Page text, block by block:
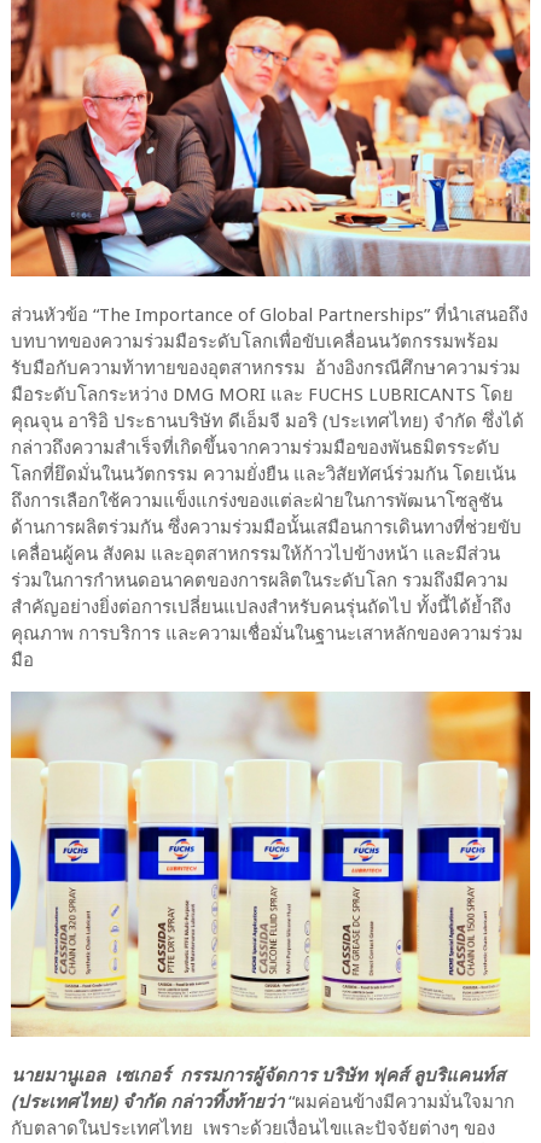
ส่วนหัวข้อ “The Importance of Global Partnerships” ที่นำเสนอถึง
บทบาทของความร่วมมือระดับโลกเพื่อขับเคลื่อนนวัตกรรมพร้อม
รับมือกับความท้าทายของอุตสาหกรรม อ้างอิงกรณีศึกษาความร่วม
มือระดับโลกระหว่าง DMG MORI และ FUCHS LUBRICANTS โดย
คุณจุน อาริอิ ประธานบริษัท ดีเอ็มจี มอริ (ประเทศไทย) จำกัด ซึ่งได้
กล่าวถึงความสำเร็จที่เกิดขึ้นจากความร่วมมือของพันธมิตรระดับ
โลกที่ยึดมั่นในนวัตกรรม ความยั่งยืน และวิสัยทัศน์ร่วมกัน โดยเน้น
ถึงการเลือกใช้ความแข็งแกร่งของแต่ละฝ่ายในการพัฒนาโซลูชัน
ด้านการผลิตร่วมกัน ซึ่งความร่วมมือนั้นเสมือนการเดินทางที่ช่วยขับ
เคลื่อนผู้คน สังคม และอุตสาหกรรมให้ก้าวไปข้างหน้า และมีส่วน
ร่วมในการกำหนดอนาคตของการผลิตในระดับโลก รวมถึงมีความ
สำคัญอย่างยิ่งต่อการเปลี่ยนแปลงสำหรับคนรุ่นถัดไป ทั้งนี้ได้ย้ำถึง
คุณภาพ การบริการ และความเชื่อมั่นในฐานะเสาหลักของความร่วม
มือ
นายมานูเอล เซเกอร์ กรรมการผู้จัดการ บริษัท ฟุคส์ ลูบริแคนท์ส
(ประเทศไทย) จำกัด กล่าวทิ้งท้ายว่า“ผมค่อนข้างมีความมั่นใจมาก
กับตลาดในประเทศไทย เพราะด้วยเงื่อนไขและปัจจัยต่างๆ ของ